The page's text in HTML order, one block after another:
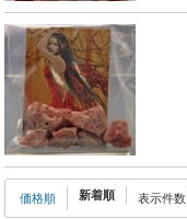
価格順 新着順 表示件数